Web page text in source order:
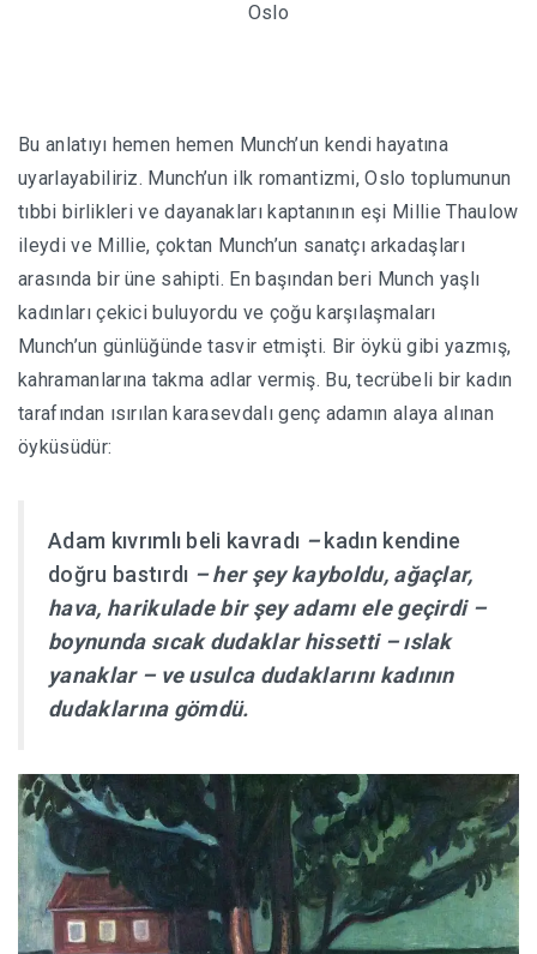
Oslo
Bu anlatıyı hemen hemen Munch’un kendi hayatına
uyarlayabiliriz. Munch’un ilk romantizmi, Oslo toplumunun
tıbbi birlikleri ve dayanakları kaptanının eşi Millie Thaulow
ileydi ve Millie, çoktan Munch’un sanatçı arkadaşları
arasında bir üne sahipti. En başından beri Munch yaşlı
kadınları çekici buluyordu ve çoğu karşılaşmaları
Munch’un günlüğünde tasvir etmişti. Bir öykü gibi yazmış,
kahramanlarına takma adlar vermiş. Bu, tecrübeli bir kadın
tarafından ısırılan karasevdalı genç adamın alaya alınan
öyküsüdür:
Adam kıvrımlı beli kavradı – kadın kendine
doğru bastırdı – her şey kayboldu, ağaçlar,
hava, harikulade bir şey adamı ele geçirdi –
boynunda sıcak dudaklar hissetti – ıslak
yanaklar – ve usulca dudaklarını kadının
dudaklarına gömdü.